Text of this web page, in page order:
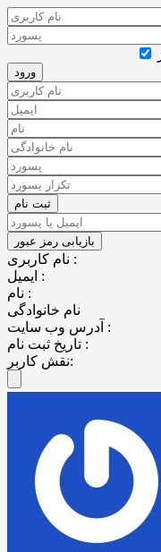
نام کاربری :
ایمیل :
نام :
نام خانوادگی
آدرس وب سایت :
تاریخ ثبت نام :
نقش کاربر: